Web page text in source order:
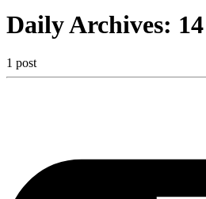
Daily Archives:
1 post